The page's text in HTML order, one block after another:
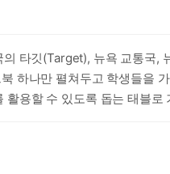
타깃(Target), 뉴욕 교통국
하나만 펼쳐두고 학생들을
용할 수 있도록 돕는 태블